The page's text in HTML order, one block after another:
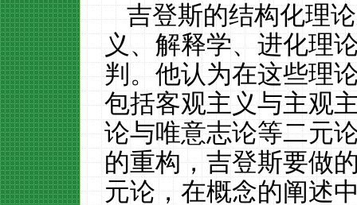
吉登斯的结构化理
义、解释学、进化理
判。他认为在这些理
包括客观主义与主观
论与唯意志论等二元
的重构，吉登斯要做
元论，在概念的阐述